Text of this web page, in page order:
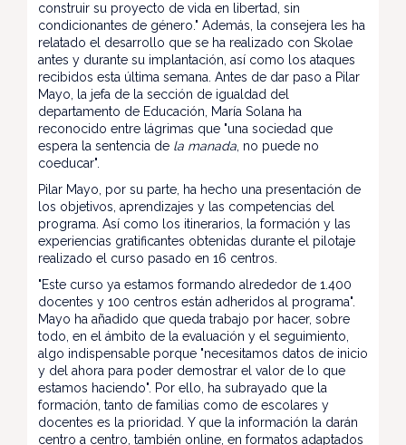
construir su proyecto de vida en libertad, sin
condicionantes de género." Además, la consejera les ha
relatado el desarrollo que se ha realizado con Skolae
antes y durante su implantación, así como los ataques
recibidos esta última semana. Antes de dar paso a Pilar
Mayo, la jefa de la sección de igualdad del
departamento de Educación, María Solana ha
reconocido entre lágrimas que "una sociedad que
espera la sentencia de la manada , no puede no
coeducar".
Pilar Mayo, por su parte, ha hecho una presentación de
los objetivos, aprendizajes y las competencias del
programa. Así como los itinerarios, la formación y las
experiencias gratificantes obtenidas durante el pilotaje
realizado el curso pasado en 16 centros.
"Este curso ya estamos formando alrededor de 1.400
docentes y 100 centros están adheridos al programa".
Mayo ha añadido que queda trabajo por hacer, sobre
todo, en el ámbito de la evaluación y el seguimiento,
algo indispensable porque "necesitamos datos de inicio
y del ahora para poder demostrar el valor de lo que
estamos haciendo". Por ello, ha subrayado que la
formación, tanto de familias como de escolares y
docentes es la prioridad. Y que la información la darán
centro a centro, también online, en formatos adaptados